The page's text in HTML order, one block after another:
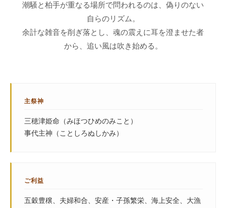
潮騒と柏手が重なる場所で問われるのは、偽りのない
自らのリズム。
余計な雑音を削ぎ落とし、魂の震えに耳を澄ませた者
から、追い風は吹き始める。
主祭神
三穂津姫命（みほつひめのみこと）
事代主神（ことしろぬしかみ）
ご利益
五穀豊穣、夫婦和合、安産・子孫繁栄、海上安全、大漁